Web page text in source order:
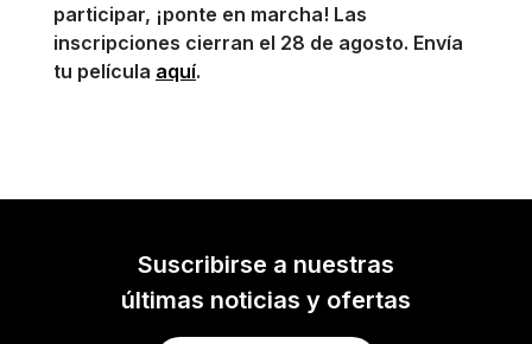
participar, ¡ponte en marcha! Las
inscripciones cierran el 28 de agosto. Envía
tu película aquí.
Suscribirse a nuestras
últimas noticias y ofertas